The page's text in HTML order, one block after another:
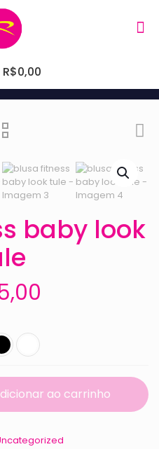
R$0,00
baby look
ao carrinho